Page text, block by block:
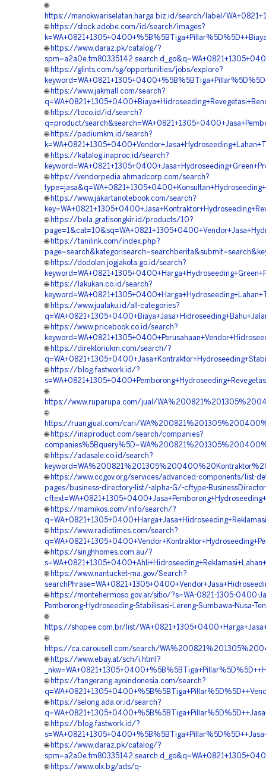
🌐
https://manokwariselatan.harga.biz.id/search/label/
🌐 https://stock.adobe.com/id/search/images?
🌐 https://www.daraz.pk/catalog/?
🌐 https://glints.com/sg/opportunities/jobs/explore?
🌐 https://www.jakmall.com/search?
🌐 https://toco.id/id/search?
q=product/
🌐 https://padiumkm.id/search?
🌐 https://katalog.inaproc.id/search?
🌐 https://vendorpedia.ahmadcorp.com/search?
🌐 https://www.jakartanotebook.com/search?
🌐 https://bela.gratisongkir.id/products/10?
🌐 https://tanilink.com/index.php?
🌐 https://dodolan.jogjakota.go.id/search?
🌐 https://lakukan.co.id/search?
🌐 https://www.jualaku.id/all-categories?
🌐 https://www.pricebook.co.id/search?
🌐 https://direktoriukm.com/search/?
🌐 https://blog.fastwork.id/?
🌐
https://www.ruparupa.com/jual/
🌐
https://ruangjual.com/cari/
🌐 https://inaproduct.com/search/companies?
🌐 https://adasale.co.id/search?
🌐 https://www.ccgov.org/services/advanced-components/list-
pages/business-directory-list/-alpha-G/-cftype-
🌐 https://mamikos.com/info/search/?
🌐 https://www.radiotimes.com/search?
🌐 https://singhhomes.com.au/?
🌐 https://www.nantucket-ma.gov/Search?
🌐 https://montehermoso.gov.ar/sitio/?s=WA-0821-1305-0400-
Pemborong-Hydroseeding-Stabilisasi-Lereng-Sumbawa-Nusa-
🌐
https://shopee.com.br/list/
🌐
https://ca.carousell.com/search/
🌐 https://www.ebay.at/sch/i.html?
🌐 https://tangerang.ayoindonesia.com/search?
🌐 https://selong.ada.or.id/search?
🌐 https://blog.fastwork.id/?
🌐 https://www.daraz.pk/catalog/?
🌐 https://www.olx.bg/ads/q-